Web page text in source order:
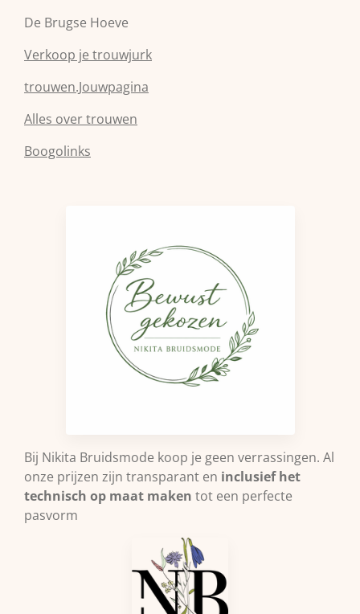
De Brugse Hoeve
Verkoop je trouwjurk
trouwen.Jouwpagina
Alles over trouwen
Boogolinks
Bij Nikita Bruidsmode koop je geen verrassingen. Al
onze prijzen zijn transparant en inclusief het
technisch op maat maken tot een perfecte
pasvorm